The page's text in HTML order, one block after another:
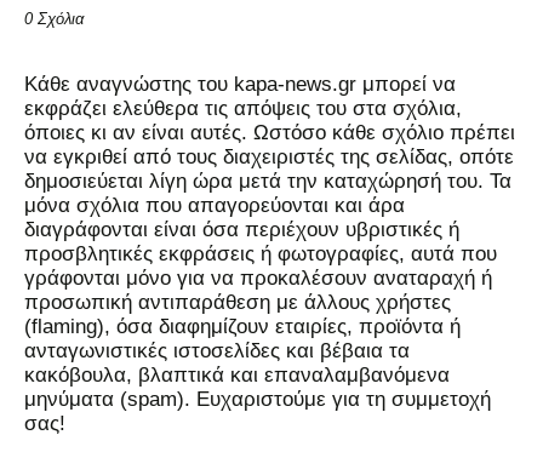
0 Σχόλια
Kάθε αναγνώστης του kapa-news.gr μπορεί να
εκφράζει ελεύθερα τις απόψεις του στα σχόλια,
όποιες κι αν είναι αυτές. Ωστόσο κάθε σχόλιο πρέπει
να εγκριθεί από τους διαχειριστές της σελίδας, οπότε
δημοσιεύεται λίγη ώρα μετά την καταχώρησή του. Τα
μόνα σχόλια που απαγορεύονται και άρα
διαγράφονται είναι όσα περιέχουν υβριστικές ή
προσβλητικές εκφράσεις ή φωτογραφίες, αυτά που
γράφονται μόνο για να προκαλέσουν αναταραχή ή
προσωπική αντιπαράθεση με άλλους χρήστες
(flaming), όσα διαφημίζουν εταιρίες, προϊόντα ή
ανταγωνιστικές ιστοσελίδες και βέβαια τα
κακόβουλα, βλαπτικά και επαναλαμβανόμενα
μηνύματα (spam). Ευχαριστούμε για τη συμμετοχή
σας!